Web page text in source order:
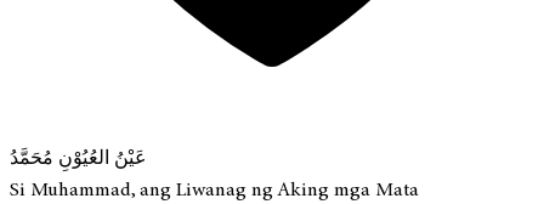
عَيْنُ العُيُوْنِ مُحَمَّدُ
Si Muhammad, ang Liwanag ng Aking mga Mata